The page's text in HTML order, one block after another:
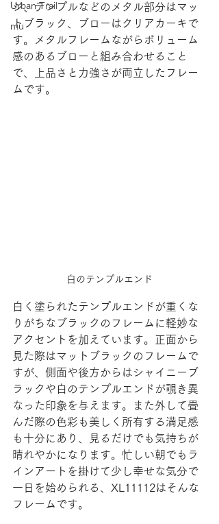
Urban Trail
mu
ジ、テンプルなどのメタル部分はマッ
トブラック、ブローはクリアカーキで
す。メタルフレームながらボリューム
感のあるブローと組み合わせること
で、上品さと力強さが両立したフレー
ムです。
白のテンプルエンド
白く塗られたテンプルエンドが重くな
りがちなブラックのフレームに軽妙な
アクセントを加えています。正面から
見た際はマットブラックのフレームで
すが、側面や後方からはシャイニーブ
ラックや白のテンプルエンドが覗き異
なった印象を与えます。また外して畳
んだ際の色彩も美しく所有する満足感
も十分にあり、見るだけでも気持ちが
晴れやかになります。忙しい朝でもラ
インアートを掛けて少し幸せな気分で
一日を始められる、XL11112はそんな
フレームです。